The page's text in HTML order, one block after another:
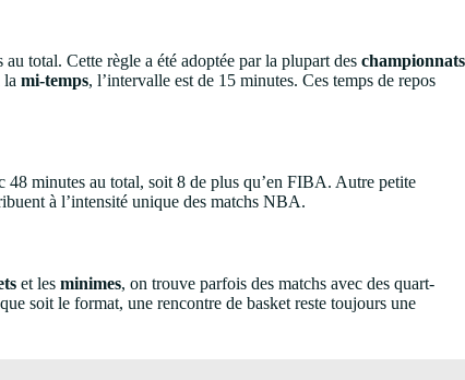
total. Cette règle a été adoptée par la plupart des championnats
la mi-temps, l’intervalle est de 15 minutes. Ces temps de repos
minutes au total, soit 8 de plus qu’en FIBA. Autre petite
à l’intensité unique des matchs NBA.
et les minimes, on trouve parfois des matchs avec des quart-
soit le format, une rencontre de basket reste toujours une